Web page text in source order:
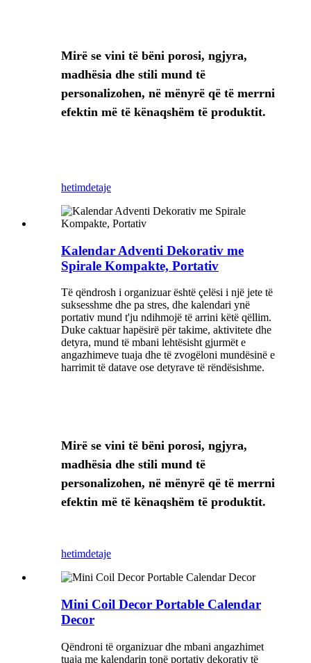
Mirë se vini të bëni porosi, ngjyra,
madhësia dhe stili mund të
personalizohen, në mënyrë që të merrni
efektin më të kënaqshëm të produktit.
hetimdetaje
Kalendar Adventi Dekorativ me
Spirale Kompakte, Portativ
Të qëndrosh i organizuar është çelësi i një jete të
suksesshme dhe pa stres, dhe kalendari ynë
portativ mund t'ju ndihmojë të arrini këtë qëllim.
Duke caktuar hapësirë ​​për takime, aktivitete dhe
detyra, mund të mbani lehtësisht gjurmët e
angazhimeve tuaja dhe të zvogëloni mundësinë e
harrimit të datave ose detyrave të rëndësishme.
Mirë se vini të bëni porosi, ngjyra,
madhësia dhe stili mund të
personalizohen, në mënyrë që të merrni
efektin më të kënaqshëm të produktit.
hetimdetaje
Mini Coil Decor Portable Calendar
Decor
Qëndroni të organizuar dhe mbani angazhimet
tuaja me kalendarin tonë portativ dekorativ të